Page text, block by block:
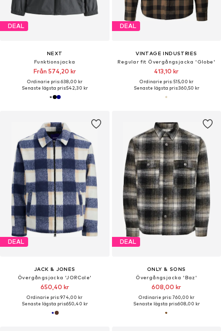
DEAL
NEXT
Funktionsjacka
Från 574,20 kr
Ordinarie pris: 638,00 kr
Senaste lägsta pris:542,30 kr
DEAL
VINTAGE INDUSTRIES
Regular fit Övergångsjacka 'Globe'
413,10 kr
Ordinarie pris: 515,00 kr
Senaste lägsta pris:360,50 kr
DEAL
JACK & JONES
Övergångsjacka 'JORCole'
650,40 kr
Ordinarie pris: 974,00 kr
Senaste lägsta pris:650,40 kr
DEAL
ONLY & SONS
Övergångsjacka 'Baz'
608,00 kr
Ordinarie pris: 760,00 kr
Senaste lägsta pris:608,00 kr